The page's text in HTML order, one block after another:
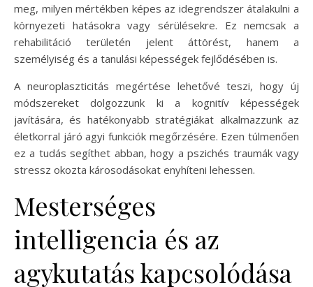
meg, milyen mértékben képes az idegrendszer átalakulni a
környezeti hatásokra vagy sérülésekre. Ez nemcsak a
rehabilitáció területén jelent áttörést, hanem a
személyiség és a tanulási képességek fejlődésében is.
A neuroplaszticitás megértése lehetővé teszi, hogy új
módszereket dolgozzunk ki a kognitív képességek
javítására, és hatékonyabb stratégiákat alkalmazzunk az
életkorral járó agyi funkciók megőrzésére. Ezen túlmenően
ez a tudás segíthet abban, hogy a pszichés traumák vagy
stressz okozta károsodásokat enyhíteni lehessen.
Mesterséges
intelligencia és az
agykutatás kapcsolódása